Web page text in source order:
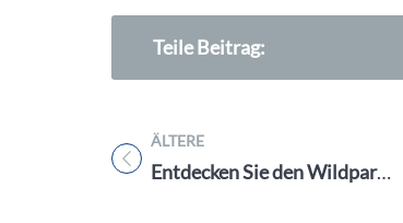
Teile Beitrag:
ÄLTERE
Titel für Beitrag
Entdecken Sie den Wildpark Hundshaupten: Ein faszinierendes Erlebnis für die ganze Familie!